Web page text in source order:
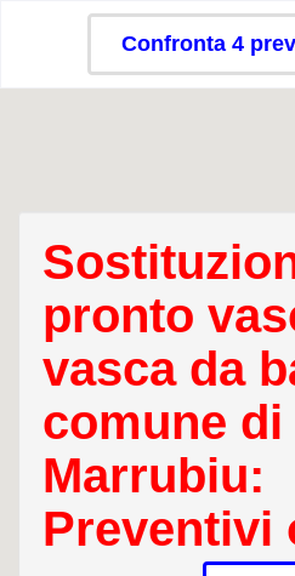
Confronta 4
pronto
vasca da
comune di
Marrubiu:
Preventivi